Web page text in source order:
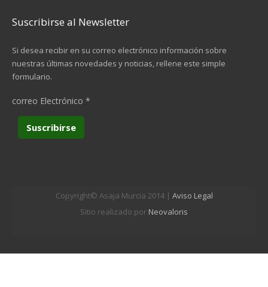
Suscribirse al Newsletter
Si desea recibir en su correo electrónico información sobre
nuestras últimas novedades y noticias, rellene este simple
formulario.
correo Electrónico *
Copyright© Asaja Murcia 2014 | Aviso Legal
Sitio realizado por Neovaloris